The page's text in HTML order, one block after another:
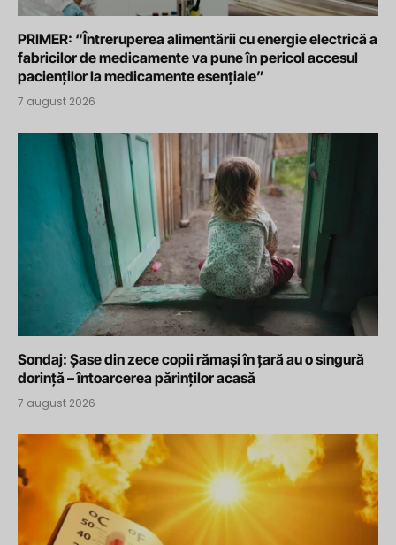
PRIMER: “Întreruperea alimentării cu energie electrică a
fabricilor de medicamente va pune în pericol accesul
pacienților la medicamente esențiale”
7 august 2026
Sondaj: Șase din zece copii rămași în țară au o singură
dorință – întoarcerea părinților acasă
7 august 2026